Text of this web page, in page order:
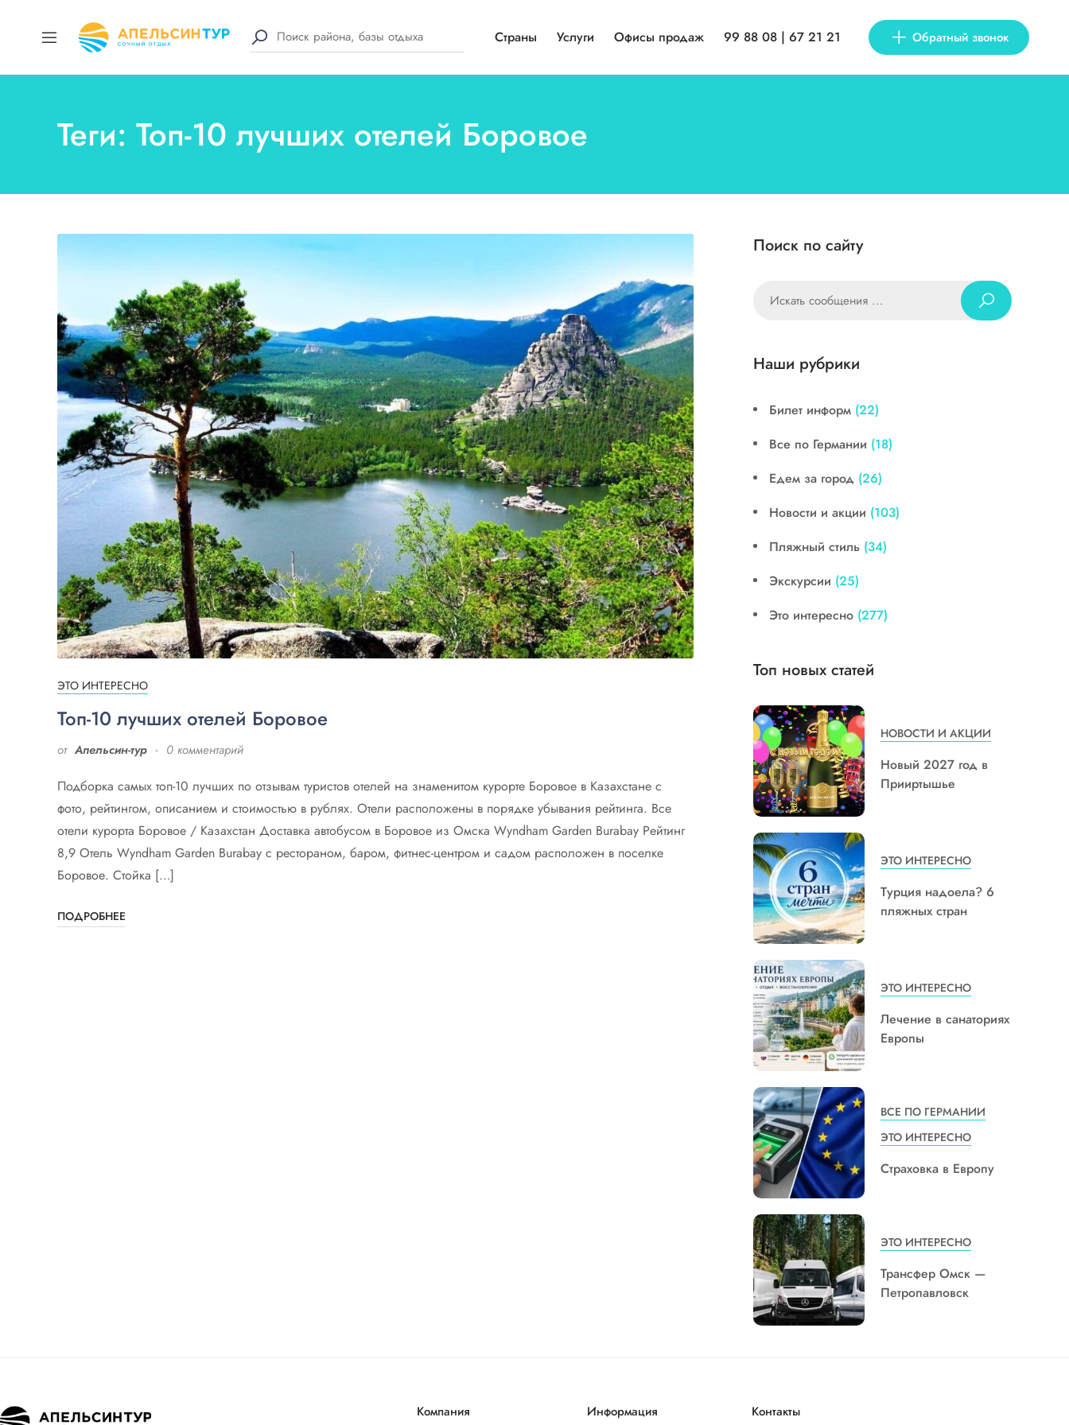
Страны Услуги Офисы продаж 99 88 08 | 67 21 21 Обратный звонок
Теги: Топ-10 лучших отелей Боровое
ЭТО ИНТЕРЕСНО
Топ-10 лучших отелей Боровое
от Апельсин-тур 0 комментарий
Подборка самых топ-10 лучших по отзывам туристов отелей на знаменитом курорте Боровое в Казахстане с
фото, рейтингом, описанием и стоимостью в рублях. Отели расположены в порядке убывания рейтинга. Все
отели курорта Боровое / Казахстан Доставка автобусом в Боровое из Омска Wyndham Garden Burabay Рейтинг
8,9 Отель Wyndham Garden Burabay с рестораном, баром, фитнес-центром и садом расположен в поселке
Боровое. Стойка […]
ПОДРОБНЕЕ
Поиск по сайту
Наши рубрики
Билет информ (22)
Все по Германии (18)
Едем за город (26)
Новости и акции (103)
Пляжный стиль (34)
Экскурсии (25)
Это интересно (277)
Топ новых статей
НОВОСТИ И АКЦИИ
Новый 2027 год в
Прииртышье
ЭТО ИНТЕРЕСНО
Турция надоела? 6
пляжных стран
ЭТО ИНТЕРЕСНО
Лечение в санаториях
Европы
ВСЕ ПО ГЕРМАНИИ
ЭТО ИНТЕРЕСНО
Страховка в Европу
ЭТО ИНТЕРЕСНО
Трансфер Омск —
Петропавловск
Компания Информация Контакты